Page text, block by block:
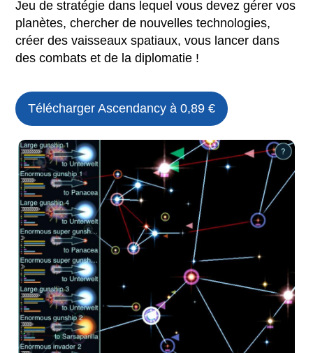
Jeu de stratégie dans lequel vous devez gérer vos
planètes, chercher de nouvelles technologies,
créer des vaisseaux spatiaux, vous lancer dans
des combats et de la diplomatie !
Télécharger Ascendancy à 0,89 €